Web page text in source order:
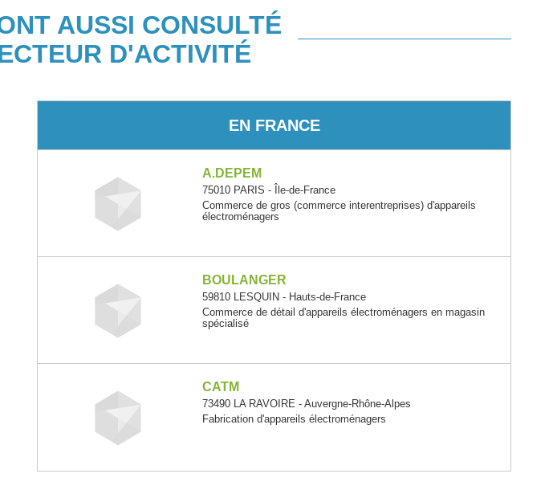
AUSSI CONSULTÉ
D'ACTIVITÉ
EN FRANCE
A.DEPEM
75010 PARIS - Île-de-France
Commerce de gros (commerce interentreprises) d'appareils
électroménagers
BOULANGER
59810 LESQUIN - Hauts-de-France
Commerce de détail d'appareils électroménagers en magasin
spécialisé
CATM
73490 LA RAVOIRE - Auvergne-Rhône-Alpes
Fabrication d'appareils électroménagers